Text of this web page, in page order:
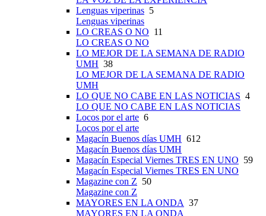
Lenguas viperinas 5
Lenguas viperinas
LO CREAS O NO 11
LO CREAS O NO
LO MEJOR DE LA SEMANA DE RADIO
UMH 38
LO MEJOR DE LA SEMANA DE RADIO
UMH
LO QUE NO CABE EN LAS NOTICIAS 4
LO QUE NO CABE EN LAS NOTICIAS
Locos por el arte 6
Locos por el arte
Magacín Buenos días UMH 612
Magacín Buenos días UMH
Magacín Especial Viernes TRES EN UNO 59
Magacín Especial Viernes TRES EN UNO
Magazine con Z 50
Magazine con Z
MAYORES EN LA ONDA 37
MAYORES EN LA ONDA